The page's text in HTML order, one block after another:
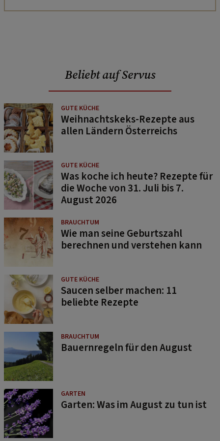
Beliebt auf Servus
GUTE KÜCHE
Weihnachtskeks-Rezepte aus
allen Ländern Österreichs
GUTE KÜCHE
Was koche ich heute? Rezepte für
die Woche von 31. Juli bis 7.
August 2026
BRAUCHTUM
Wie man seine Geburtszahl
berechnen und verstehen kann
GUTE KÜCHE
Saucen selber machen: 11
beliebte Rezepte
BRAUCHTUM
Bauernregeln für den August
GARTEN
Garten: Was im August zu tun ist